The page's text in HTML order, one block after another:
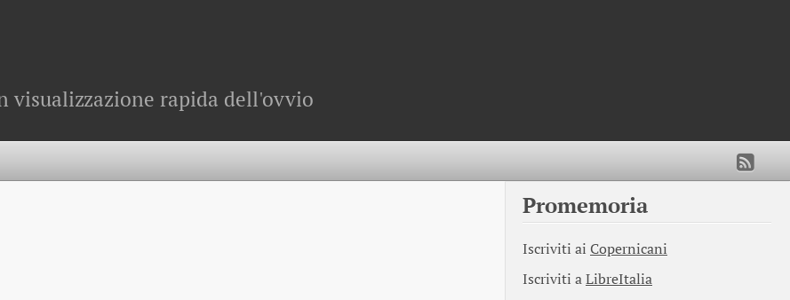
visualizzazione rapida dell'ovvio
Promemoria
Iscriviti ai Copernicani
Iscriviti aLibreItalia